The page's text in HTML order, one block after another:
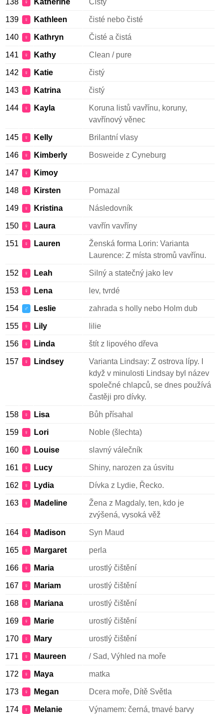
138 ♀ Katherine Čistý
139 ♀ Kathleen čisté nebo čisté
140 ♀ Kathryn Čisté a čistá
141 ♀ Kathy Clean / pure
142 ♀ Katie čistý
143 ♀ Katrina čistý
144 ♀ Kayla
Koruna listů vavřínu, koruny,
vavřínový věnec
145 ♀ Kelly Brilantní vlasy
146 ♀ Kimberly Bosweide z Cyneburg
147 ♀ Kimoy
148 ♀ Kirsten Pomazal
149 ♀ Kristina Následovník
150 ♀ Laura vavřín vavříny
151 ♀ Lauren
Ženská forma Lorin: Varianta
Laurence: Z místa stromů vavřínu.
152 ♀ Leah Silný a statečný jako lev
153 ♀ Lena lev, tvrdé
154 ♂ Leslie zahrada s holly nebo Holm dub
155 ♀ Lily lilie
156 ♀ Linda štít z lipového dřeva
157 ♀ Lindsey
Varianta Lindsay: Z ostrova lípy. I
když v minulosti Lindsay byl název
společné chlapců, se dnes používá
častěji pro dívky.
158 ♀ Lisa Bůh přísahal
159 ♀ Lori Noble (šlechta)
160 ♀ Louise slavný válečník
161 ♀ Lucy Shiny, narozen za úsvitu
162 ♀ Lydia Dívka z Lydie, Řecko.
163 ♀ Madeline
Žena z Magdaly, ten, kdo je
zvýšená, vysoká věž
164 ♀ Madison Syn Maud
165 ♀ Margaret perla
166 ♀ Maria urostlý čištění
167 ♀ Mariam urostlý čištění
168 ♀ Mariana urostlý čištění
169 ♀ Marie urostlý čištění
170 ♀ Mary urostlý čištění
171 ♀ Maureen / Sad, Výhled na moře
172 ♀ Maya matka
173 ♀ Megan Dcera moře, Dítě Světla
174 ♀ Melanie Výnamem: černá, tmavé barvy